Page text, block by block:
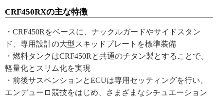
CRF450RXの主な特徴
・CRF450Rをベースに、ナックルガードやサイドスタン
ド、専用設計の大型スキッドプレートを標準装備
・燃料タンクはCRF450Rと共通のチタン製とすることで、
軽量化とスリム化を実現
・前後サスペンションとECUは専用セッティングを行い、
エンデューロ競技をはじめ、さまざまなシチュエーション